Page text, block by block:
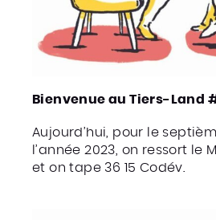
Bienvenue au Tiers-Land
Aujourd’hui, pour le
l’année 2023, on ressort le
et on tape 36 15 Codév.